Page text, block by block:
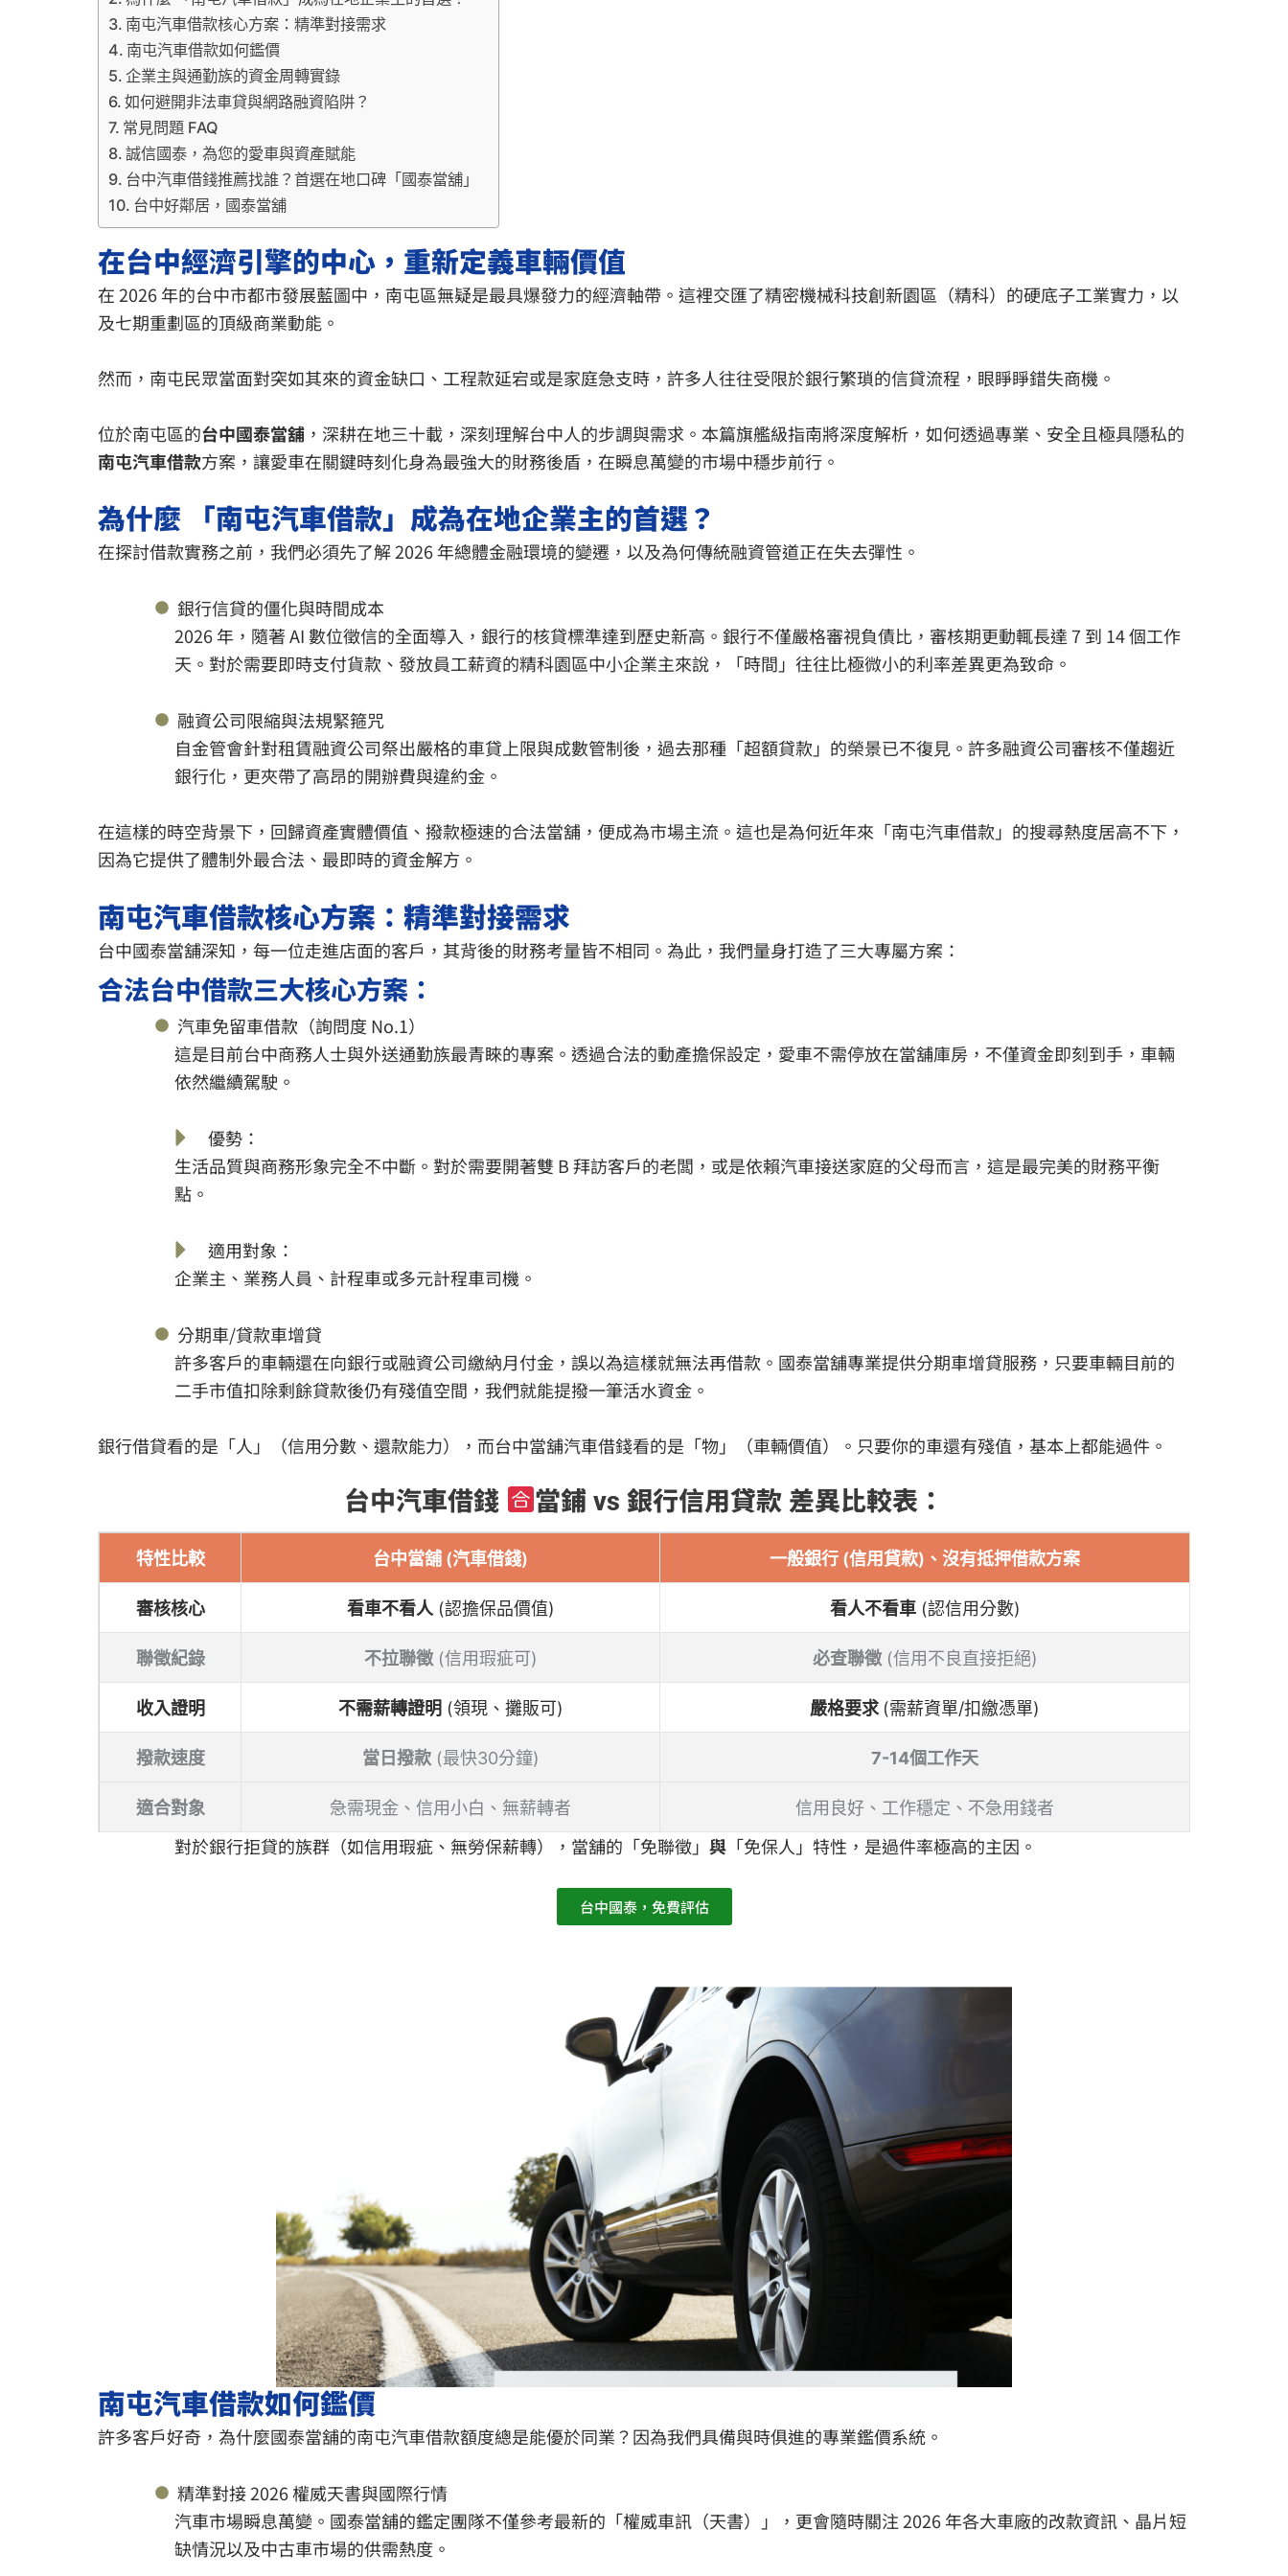
南屯汽車借款核心方案：精準對接需求
南屯汽車借款如何鑑價
企業主與通勤族的資金周轉實錄
如何避開非法車貸與網路融資陷阱？
常見問題 FAQ
誠信國泰，為您的愛車與資產賦能
台中汽車借錢推薦找誰？首選在地口碑「國泰當舖」
台中好鄰居，國泰當舖
在台中經濟引擎的中心，重新定義車輛價值
在 2026 年的台中市都市發展藍圖中，南屯區無疑是最具爆發力的經濟軸帶。這裡交匯了精密機械科技創新園區（精科）的硬底子工業實力，以
及七期重劃區的頂級商業動能。
然而，南屯民眾當面對突如其來的資金缺口、工程款延宕或是家庭急支時，許多人往往受限於銀行繁瑣的信貸流程，眼睜睜錯失商機。
位於南屯區的台中國泰當舖 ，深耕在地三十載，深刻理解台中人的步調與需求。本篇旗艦級指南將深度解析，如何透過專業、安全且極具隱私的
南屯汽車借款方案，讓愛車在關鍵時刻化身為最強大的財務後盾，在瞬息萬變的市場中穩步前行。
為什麼 「南屯汽車借款」成為在地企業主的首選？
在探討借款實務之前，我們必須先了解 2026 年總體金融環境的變遷，以及為何傳統融資管道正在失去彈性。
銀行信貸的僵化與時間成本
2026 年，隨著 AI 數位徵信的全面導入，銀行的核貸標準達到歷史新高。銀行不僅嚴格審視負債比，審核期更動輒長達 7 到 14 個工作
天。對於需要即時支付貨款、發放員工薪資的精科園區中小企業主來說，「時間」往往比極微小的利率差異更為致命。
融資公司限縮與法規緊箍咒
自金管會針對租賃融資公司祭出嚴格的車貸上限與成數管制後，過去那種「超額貸款」的榮景已不復見。許多融資公司審核不僅趨近
銀行化，更夾帶了高昂的開辦費與違約金。
在這樣的時空背景下，回歸資產實體價值、撥款極速的合法當舖，便成為市場主流。這也是為何近年來「南屯汽車借款」的搜尋熱度居高不下，
因為它提供了體制外最合法、最即時的資金解方。
南屯汽車借款核心方案：精準對接需求
台中國泰當舖深知，每一位走進店面的客戶，其背後的財務考量皆不相同。為此，我們量身打造了三大專屬方案：
合法台中借款三大核心方案：
汽車免留車借款（詢問度 No.1）
這是目前台中商務人士與外送通勤族最青睞的專案。透過合法的動產擔保設定，愛車不需停放在當舖庫房，不僅資金即刻到手，車輛
依然繼續駕駛。
優勢：
生活品質與商務形象完全不中斷。對於需要開著雙 B 拜訪客戶的老闆，或是依賴汽車接送家庭的父母而言，這是最完美的財務平衡
點。
適用對象：
企業主、業務人員、計程車或多元計程車司機。
分期車/貸款車增貸
許多客戶的車輛還在向銀行或融資公司繳納月付金，誤以為這樣就無法再借款。國泰當舖專業提供分期車增貸服務，只要車輛目前的
二手市值扣除剩餘貸款後仍有殘值空間，我們就能提撥一筆活水資金。
銀行借貸看的是「人」（信用分數、還款能力），而台中當舖汽車借錢看的是「物」（車輛價值）。只要你的車還有殘值，基本上都能過件。
台中汽車借錢 當鋪 vs 銀行信用貸款 差異比較表：
特性比較 台中當舖 (汽車借錢) 一般銀行 (信用貸款)、沒有抵押借款方案
審核核心 看車不看人(認擔保品價值) 看人不看車(認信用分數)
聯徵紀錄 不拉聯徵(信用瑕疵可) 必查聯徵(信用不良直接拒絕)
收入證明 不需薪轉證明 (領現、攤販可) 嚴格要求 (需薪資單/扣繳憑單)
撥款速度 當日撥款(最快30分鐘) 7-14個工作天
適合對象 急需現金、信用小白、無薪轉者 信用良好、工作穩定、不急用錢者
對於銀行拒貸的族群（如信用瑕疵、無勞保薪轉），當舖的「免聯徵」 與 「免保人」特性，是過件率極高的主因。
台中國泰，免費評估
南屯汽車借款如何鑑價
許多客戶好奇，為什麼國泰當舖的南屯汽車借款額度總是能優於同業？因為我們具備與時俱進的專業鑑價系統。
精準對接 2026 權威天書與國際行情
汽車市場瞬息萬變。國泰當舖的鑑定團隊不僅參考最新的「權威車訊（天書）」，更會隨時關注 2026 年各大車廠的改款資訊、晶片短
缺情況以及中古車市場的供需熱度。